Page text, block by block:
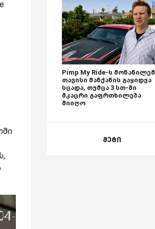
Pimp My Ride-ს მონაწილემ
თავისი მანქანის გაყიდვა
სცადა, თუმცა 3 სთ-ში
მკაცრი გაფრთხილება
მიიღო
მეტი